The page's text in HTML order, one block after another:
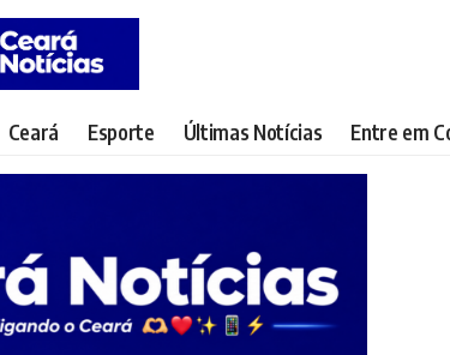
Ceará Esporte Últimas Notícias Entre em